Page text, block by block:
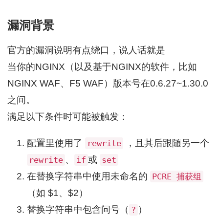
漏洞背景
官方的漏洞说明有点绕口，说人话就是
当你的NGINX（以及基于NGINX的软件，比如
NGINX WAF、F5 WAF）版本号在0.6.27~1.30.0
之间。
满足以下条件时可能被触发：
配置里使用了 rewrite ，且其后跟随另一个
rewrite 、 if 或 set
在替换字符串中使用未命名的 PCRE 捕获组
（如 $1、$2）
替换字符串中包含问号（ ? ）